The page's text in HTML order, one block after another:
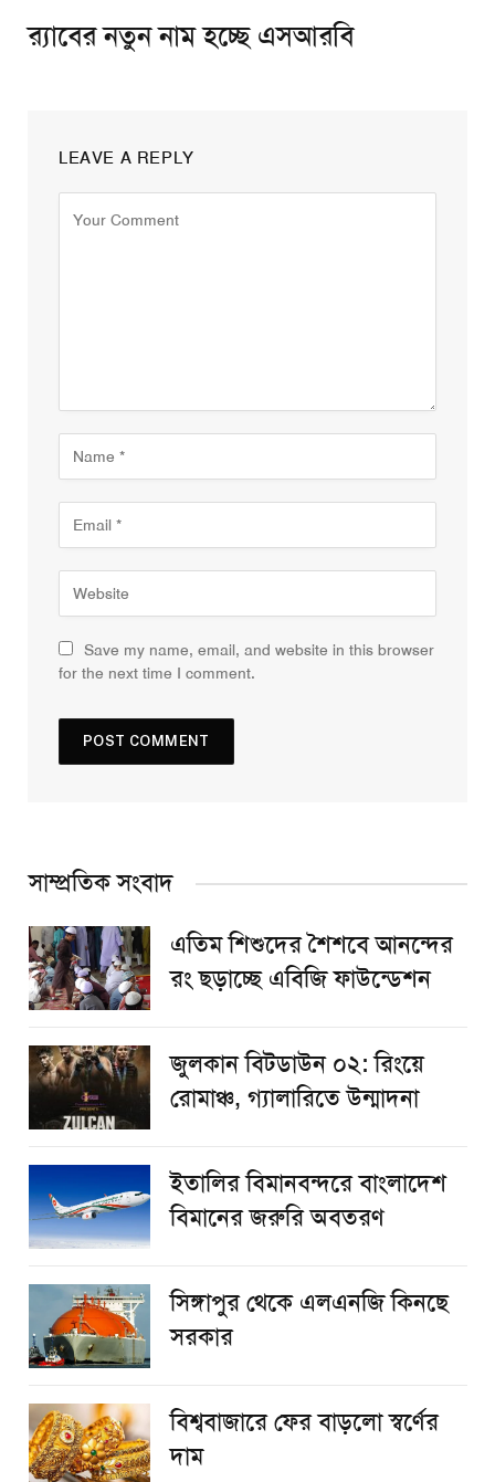
র‌্যাবের নতুন নাম হচ্ছে এসআরবি
LEAVE A REPLY
Save my name, email, and website in this browser
for the next time I comment.
সাম্প্রতিক সংবাদ
এতিম শিশুদের শৈশবে আনন্দের
রং ছড়াচ্ছে এবিজি ফাউন্ডেশন
জুলকান বিটডাউন ০২: রিংয়ে
রোমাঞ্চ, গ্যালারিতে উন্মাদনা
ইতালির বিমানবন্দরে বাংলাদেশ
বিমানের জরুরি অবতরণ
সিঙ্গাপুর থেকে এলএনজি কিনছে
সরকার
বিশ্ববাজারে ফের বাড়লো স্বর্ণের
দাম